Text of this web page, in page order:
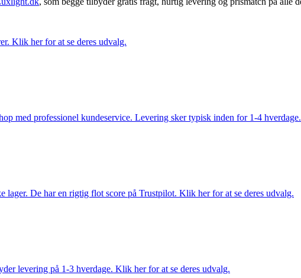
Klik her for at se deres udvalg.
med professionel kundeservice. Levering sker typisk inden for 1-4
De har en rigtig flot score på Trustpilot. Klik her for at se deres udvalg.
levering på 1-3 hverdage. Klik her for at se deres udvalg.